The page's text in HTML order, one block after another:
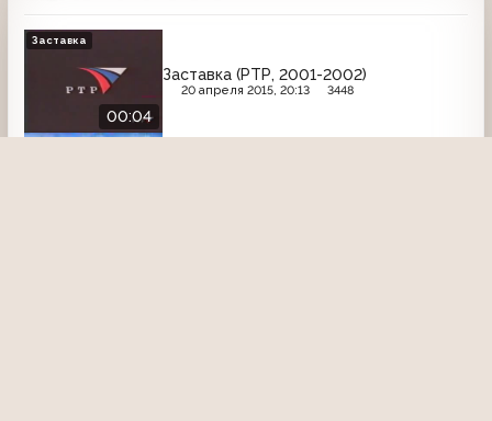
00:04
Заставка (РТР, 2001-2002)
20 апреля 2015, 20:13 3448
Заставка